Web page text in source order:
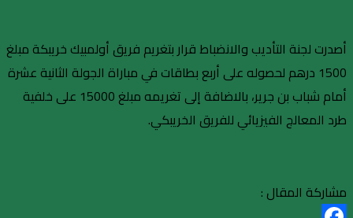
أصدرت لجنة التأديب والانضباط قرار بتغريم فريق أولمبيك خريبكة مبلغ
1500 درهم لحصوله على أربع بطاقات في مباراة الجولة الثانية عشرة
أمام شباب بن جرير، بالاضافة إلى تغريمه مبلغ 15000 على خلفية
طرد المعالج الفيزيائي للفريق الخريبكي.
مشاركة المقال :